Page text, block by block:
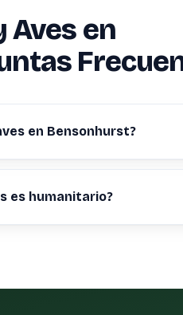
Aves en
en Bensonhurst?
es humanitario?